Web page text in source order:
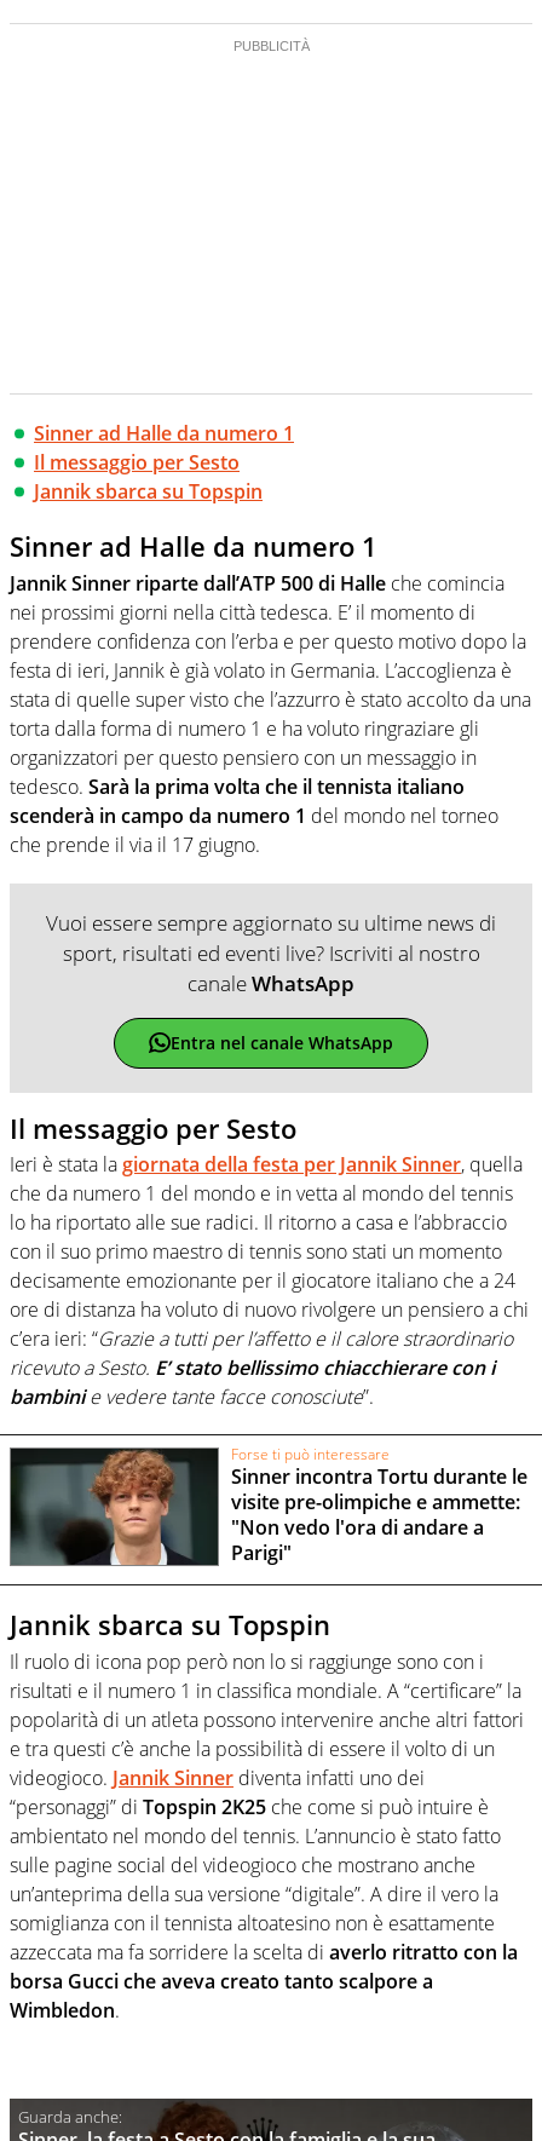
Sinner ad Halle da numero 1
Il messaggio per Sesto
Jannik sbarca su Topspin
Sinner ad Halle da numero 1
Jannik Sinner riparte dall’ATP 500 di Halle che comincia
nei prossimi giorni nella città tedesca. E’ il momento di
prendere confidenza con l’erba e per questo motivo dopo la
festa di ieri, Jannik è già volato in Germania. L’accoglienza è
stata di quelle super visto che l’azzurro è stato accolto da una
torta dalla forma di numero 1 e ha voluto ringraziare gli
organizzatori per questo pensiero con un messaggio in
tedesco. Sarà la prima volta che il tennista italiano
scenderà in campo da numero 1 del mondo nel torneo
che prende il via il 17 giugno.
Vuoi essere sempre aggiornato su ultime news di
sport, risultati ed eventi live? Iscriviti al nostro
canaleWhatsApp
Entra nel canale WhatsApp
Il messaggio per Sesto
Ieri è stata lagiornata della festa per Jannik Sinner, quella
che da numero 1 del mondo e in vetta al mondo del tennis
lo ha riportato alle sue radici. Il ritorno a casa e l’abbraccio
con il suo primo maestro di tennis sono stati un momento
decisamente emozionante per il giocatore italiano che a 24
ore di distanza ha voluto di nuovo rivolgere un pensiero a chi
c’era ieri: “Grazie a tutti per l’affetto e il calore straordinario
ricevuto a Sesto. E’ stato bellissimo chiacchierare con i
bambinie vedere tante facce conosciute”.
Forse ti può interessare
Sinner incontra Tortu durante le
visite pre-olimpiche e ammette:
"Non vedo l'ora di andare a
Parigi"
Jannik sbarca su Topspin
Il ruolo di icona pop però non lo si raggiunge sono con i
risultati e il numero 1 in classifica mondiale. A “certificare” la
popolarità di un atleta possono intervenire anche altri fattori
e tra questi c’è anche la possibilità di essere il volto di un
videogioco. Jannik Sinner diventa infatti uno dei
“personaggi” di Topspin 2K25 che come si può intuire è
ambientato nel mondo del tennis. L’annuncio è stato fatto
sulle pagine social del videogioco che mostrano anche
un’anteprima della sua versione “digitale”. A dire il vero la
somiglianza con il tennista altoatesino non è esattamente
azzeccata ma fa sorridere la scelta di averlo ritratto con la
borsa Gucci che aveva creato tanto scalpore a
Wimbledon.